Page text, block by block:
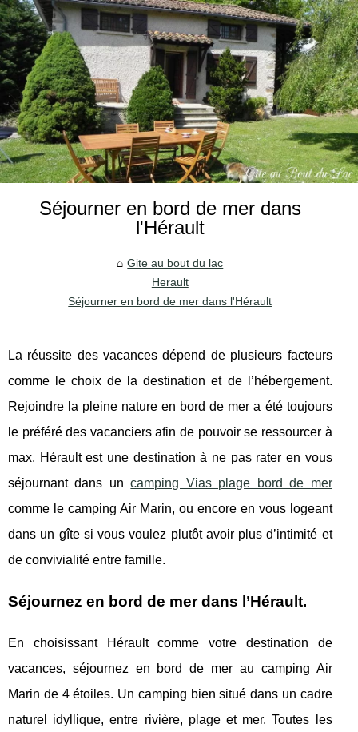
Séjourner en bord de mer dans
l'Hérault
Gite au bout du lac
Herault
Séjourner en bord de mer dans l'Hérault
La réussite des vacances dépend de plusieurs facteurs
comme le choix de la destination et de l’hébergement.
Rejoindre la pleine nature en bord de mer a été toujours
le préféré des vacanciers afin de pouvoir se ressourcer à
max. Hérault est une destination à ne pas rater en vous
séjournant dans uncamping Vias plage bord de mer
comme le camping Air Marin, ou encore en vous logeant
dans un gîte si vous voulez plutôt avoir plus d’intimité et
de convivialité entre famille.
Séjournez en bord de mer dans l’Hérault.
En choisissant Hérault comme votre destination de
vacances, séjournez en bord de mer au camping Air
Marin de 4 étoiles. Un camping bien situé dans un cadre
naturel idyllique, entre rivière, plage et mer. Toutes les